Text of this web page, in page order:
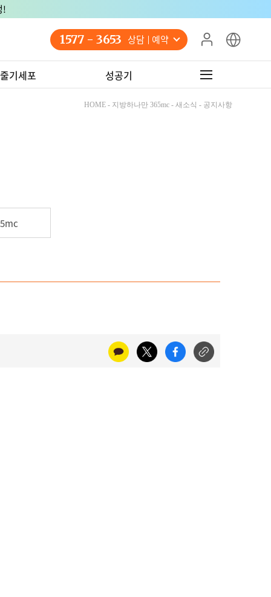
!
1577 - 3653 상담 예약
기세포 성공기
HOME - 지방하나만 365mc - 새소식 - 공지사항